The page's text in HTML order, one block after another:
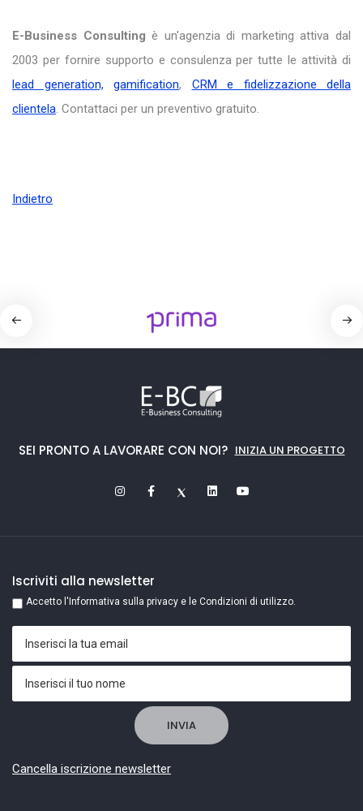
E-Business Consultingè un'agenzia di marketing attiva dal
2003 per fornire supporto e consulenza per tutte le attività di
lead generation,
gamification, CRM e fidelizzazione della
clientela. Contattaci per un preventivo gratuito.
Indietro
SEI PRONTO A LAVORARE CON NOI? INIZIA UN PROGETTO
Iscriviti alla newsletter
Accetto l'Informativa sulla privacy e le Condizioni di utilizzo.
Cancella iscrizione newsletter